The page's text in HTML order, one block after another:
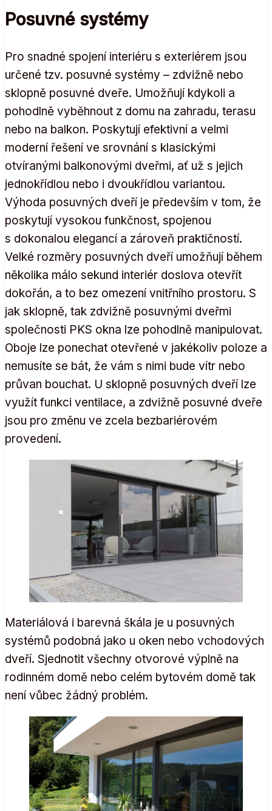
Posuvné systémy
Pro snadné spojení interiéru s exteriérem jsou
určené tzv. posuvné systémy – zdvižně nebo
sklopně posuvné dveře. Umožňují kdykoli a
pohodlně vyběhnout z domu na zahradu, terasu
nebo na balkon. Poskytují efektivní a velmi
moderní řešení ve srovnání s klasickými
otvíranými balkonovými dveřmi, ať už s jejich
jednokřídlou nebo i dvoukřídlou variantou.
Výhoda posuvných dveří je především v tom, že
poskytují vysokou funkčnost, spojenou
s dokonalou elegancí a zároveň praktičností.
Velké rozměry posuvných dveří umožňují během
několika málo sekund interiér doslova otevřít
dokořán, a to bez omezení vnitřního prostoru. S
jak sklopně, tak zdvižně posuvnými dveřmi
společnosti PKS okna lze pohodlně manipulovat.
Oboje lze ponechat otevřené v jakékoliv poloze a
nemusíte se bát, že vám s nimi bude vítr nebo
průvan bouchat. U sklopně posuvných dveří lze
využít funkci ventilace, a zdvižně posuvné dveře
jsou pro změnu ve zcela bezbariérovém
provedení.
Materiálová i barevná škála je u posuvných
systémů podobná jako u oken nebo vchodových
dveří. Sjednotit všechny otvorové výplně na
rodinném domě nebo celém bytovém domě tak
není vůbec žádný problém.